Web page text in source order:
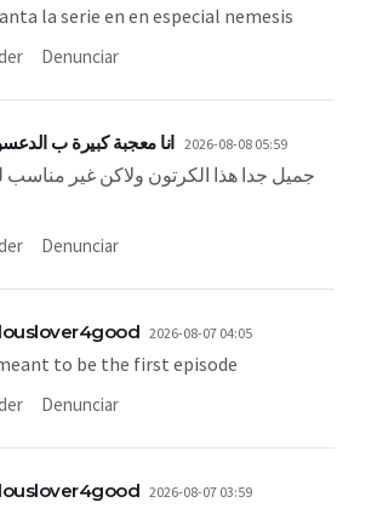
la serie en en especial nemesis
Denunciar
انا معجبة كبيرة ب 2026-08-08 05:59
جميل جدا هذا الكرتون ولاكن غير مناسب
Denunciar
2026-08-07 04:05
to be the first episode
Denunciar
2026-08-07 03:59